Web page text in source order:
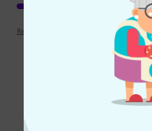
Retningslinjer for anmeldelser
Sammenlign